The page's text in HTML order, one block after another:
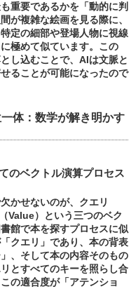
重要であるかを「動的に判
が複雑な絵画を見る際に、
定の細部や登場人物に視線
極めて似ています。この
し込むことで、AIは文脈と
ることが可能になったので
体：数学が解き明かす
のベクトル演算プロセス
かせないのが、クエリ
Value）という三つのベク
館で本を探すプロセスに似
クエリ」であり、本の背表
、そして本の内容そのもの
とすべてのキーを照らし合
の適合度が「アテンショ